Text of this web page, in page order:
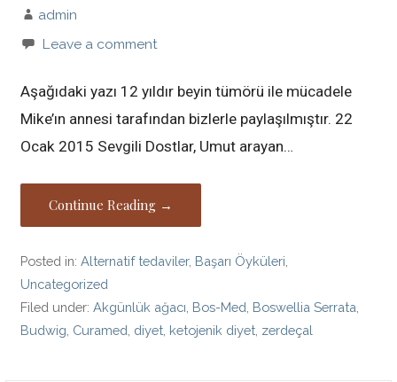
admin
Leave a comment
Aşağıdaki yazı 12 yıldır beyin tümörü ile mücadele
Mike’ın annesi tarafından bizlerle paylaşılmıştır. 22
Ocak 2015 Sevgili Dostlar, Umut arayan…
Continue Reading →
Posted in:Alternatif tedaviler, Başarı Öyküleri
Uncategorized
Filed under:Akgünlük ağacı Bos-Med Boswellia Serrata
Budwig Curamed diyet ketojenik diyet zerdeçal